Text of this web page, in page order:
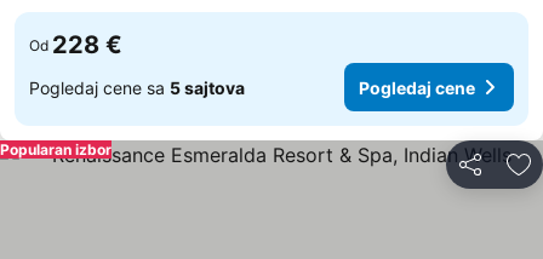
Od 228 €
Pogledaj cene sa 5 sajtova Pogledaj cene
Deli
Popularan izbor